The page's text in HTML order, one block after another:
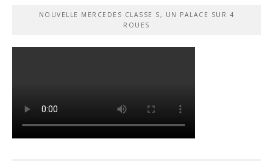
NOUVELLE MERCEDES CLASSE S, UN PALACE SUR 4
ROUES